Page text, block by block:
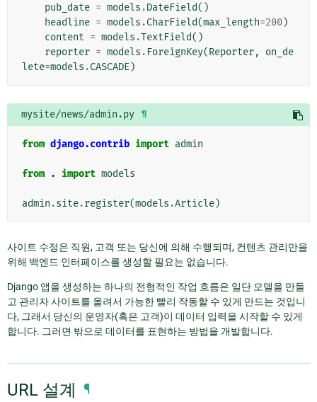
pub_date = models .DateField()
headline = models .CharField(max_length=200)
content = models .TextField()
reporter = models . ForeignKey(Reporter,
on_de
lete=models .CASCADE)
mysite/news/admin.py ¶
from django.contrib import admin
from . import models
admin .site.register(models .Article)
사이트 수정은 직원, 고객 또는 당신에 의해 수행되며, 컨텐츠 관리만을
위해 백엔드 인터페이스를 생성할 필요는 없습니다.
Django 앱을 생성하는 하나의 전형적인 작업 흐름은 일단 모델을 만들
고 관리자 사이트를 올려서 가능한 빨리 작동할 수 있게 만드는 것입니
다, 그래서 당신의 운영자(혹은 고객)이 데이터 입력을 시작할 수 있게
합니다. 그러면 밖으로 데이터를 표현하는 방법을 개발합니다.
URL 설계 ¶